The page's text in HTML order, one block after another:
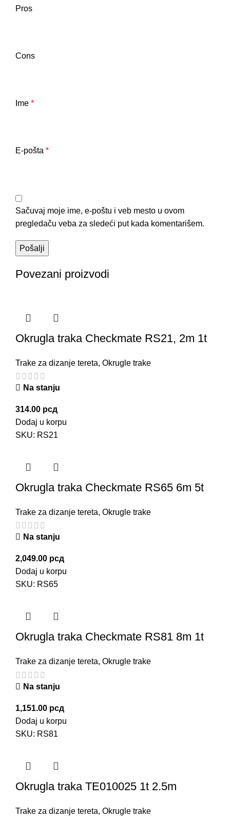
Pros
Cons
Ime *
E-pošta *
Sačuvaj moje ime, e-poštu i veb mesto u ovom
pregledaču veba za sledeći put kada komentarišem.
Povezani proizvodi
Okrugla traka Checkmate RS21, 2m 1t
Trake za dizanje tereta, Okrugle trake
Na stanju
314.00 рсд
Dodaj u korpu
SKU: RS21
Okrugla traka Checkmate RS65 6m 5t
Trake za dizanje tereta, Okrugle trake
Na stanju
2,049.00 рсд
Dodaj u korpu
SKU: RS65
Okrugla traka Checkmate RS81 8m 1t
Trake za dizanje tereta, Okrugle trake
Na stanju
1,151.00 рсд
Dodaj u korpu
SKU: RS81
Okrugla traka TE010025 1t 2.5m
Trake za dizanje tereta, Okrugle trake